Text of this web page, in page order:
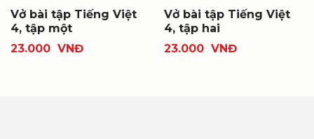
Vở bài tập Tiếng Việt
4, tập một
23.000 VNĐ
Vở bài tập Tiếng Việt
4, tập hai
23.000 VNĐ